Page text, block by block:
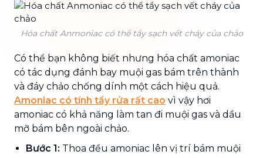
Hóa chất Anmoniac có thể tẩy sạch vết cháy của chảo
Có thể bạn không biết nhưng hóa chất amoniac
có tác dụng đánh bay muội gas bám trên thành
và đáy chảo chống dính một cách hiệu quả.
Amoniac có tính tẩy rửa rất cao vì vậy hơi
amoniac có khả năng làm tan đi muội gas và dầu
mỡ bám bên ngoài chảo.
Bước 1: Thoa đều amoniac lên vị trí bám muội